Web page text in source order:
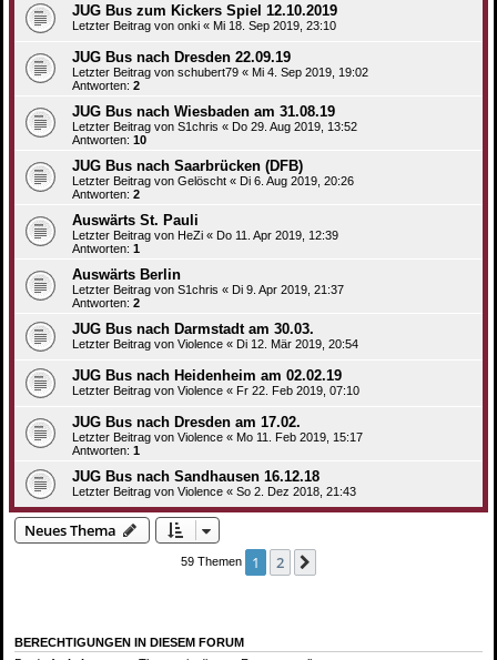
JUG Bus zum Kickers Spiel 12.10.2019
Letzter Beitrag von onki « Mi 18. Sep 2019, 23:10
JUG Bus nach Dresden 22.09.19
Letzter Beitrag von schubert79 « Mi 4. Sep 2019, 19:02
Antworten: 2
JUG Bus nach Wiesbaden am 31.08.19
Letzter Beitrag von S1chris « Do 29. Aug 2019, 13:52
Antworten: 10
JUG Bus nach Saarbrücken (DFB)
Letzter Beitrag von Gelöscht « Di 6. Aug 2019, 20:26
Antworten: 2
Auswärts St. Pauli
Letzter Beitrag von HeZi « Do 11. Apr 2019, 12:39
Antworten: 1
Auswärts Berlin
Letzter Beitrag von S1chris « Di 9. Apr 2019, 21:37
Antworten: 2
JUG Bus nach Darmstadt am 30.03.
Letzter Beitrag von Violence « Di 12. Mär 2019, 20:54
JUG Bus nach Heidenheim am 02.02.19
Letzter Beitrag von Violence « Fr 22. Feb 2019, 07:10
JUG Bus nach Dresden am 17.02.
Letzter Beitrag von Violence « Mo 11. Feb 2019, 15:17
Antworten: 1
JUG Bus nach Sandhausen 16.12.18
Letzter Beitrag von Violence « So 2. Dez 2018, 21:43
Neues Thema
59 Themen 1 2
BERECHTIGUNGEN IN DIESEM FORUM